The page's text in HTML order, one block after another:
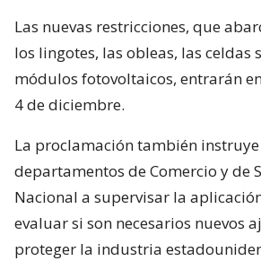
Las nuevas restricciones, que
los lingotes, las obleas, las celdas
módulos fotovoltaicos, entrarán
4 de diciembre.
La proclamación también instruye
departamentos de Comercio y de
Nacional a supervisar la
evaluar si son necesarios nuevos
proteger la industria